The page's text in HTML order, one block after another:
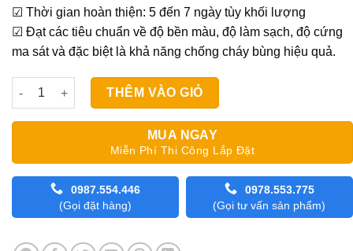
☑ Thời gian hoàn thiện: 5 đến 7 ngày tùy khối lượng
☑ Đạt các tiêu chuẩn về độ bền màu, độ làm sạch, độ cứng
ma sát và đặc biệt là khả năng chống cháy bùng hiệu quả.
Rèm Cầu Vồng Modero Scalet số lượng
THÊM VÀO GIỎ
MUA NGAY
Miễn Phí Thi Công Lắp Đặt
0987.554.446
(Gọi đặt hàng)
0978.553.775
(Gọi tư vấn sản phẩm)